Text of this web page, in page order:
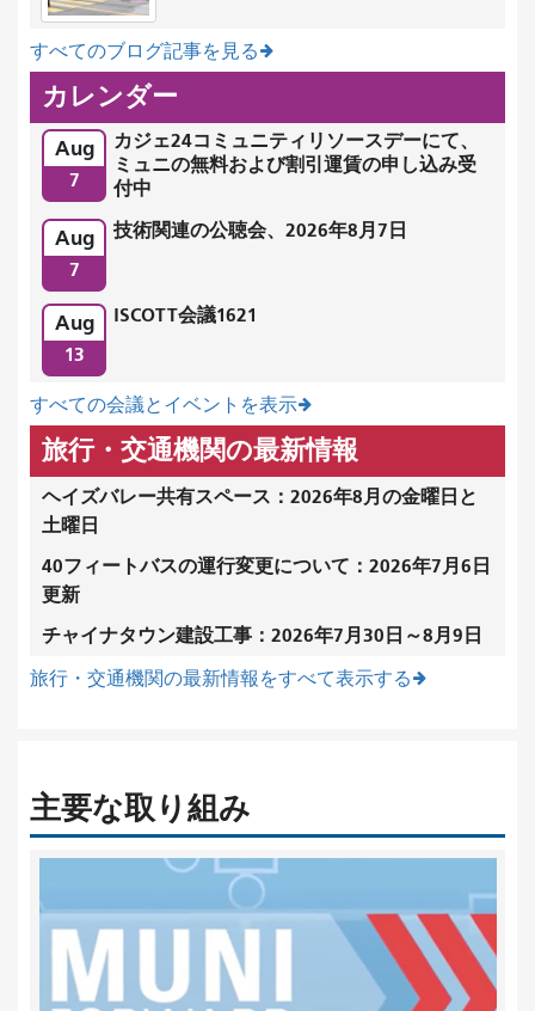
すべてのブログ記事を見る
カレンダー
Aug
7
カジェ24コミュニティリソースデーにて、
ミュニの無料および割引運賃の申し込み受
付中
Aug
7
技術関連の公聴会、2026年8月7日
Aug
13
ISCOTT会議1621
すべての会議とイベントを表示
旅行・交通機関の最新情報
ヘイズバレー共有スペース：2026年8月の金曜日と
土曜日
40フィートバスの運行変更について：2026年7月6日
更新
チャイナタウン建設工事：2026年7月30日～8月9日
旅行・交通機関の最新情報をすべて表示する
主要な取り組み